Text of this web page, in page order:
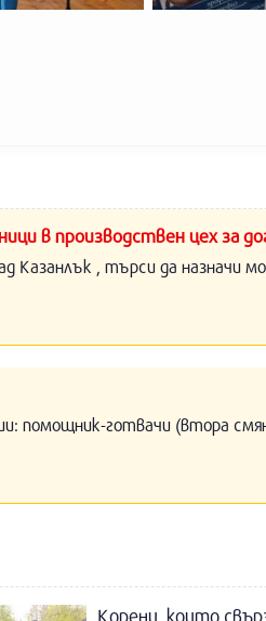
в производствен цех за
Казанлък , търси да назначи
помощник-готвачи (втора
Корени, които